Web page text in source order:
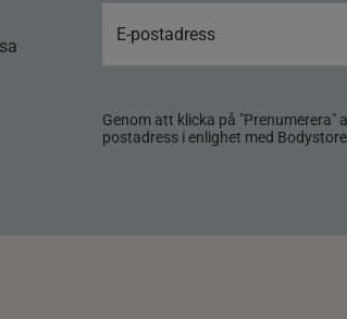
Genom att klicka på "Prenumerera"
postadress i enlighet med